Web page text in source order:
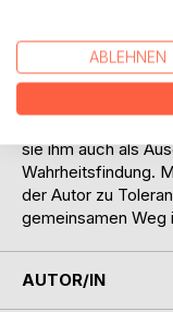
sowohl provokativ
schwulen Sex? Sie
Diskussion zum
sie ihm auch als
Wahrheitsfindung.
der Autor zu
gemeinsamen Weg
AUTOR/IN
ABLEHNEN